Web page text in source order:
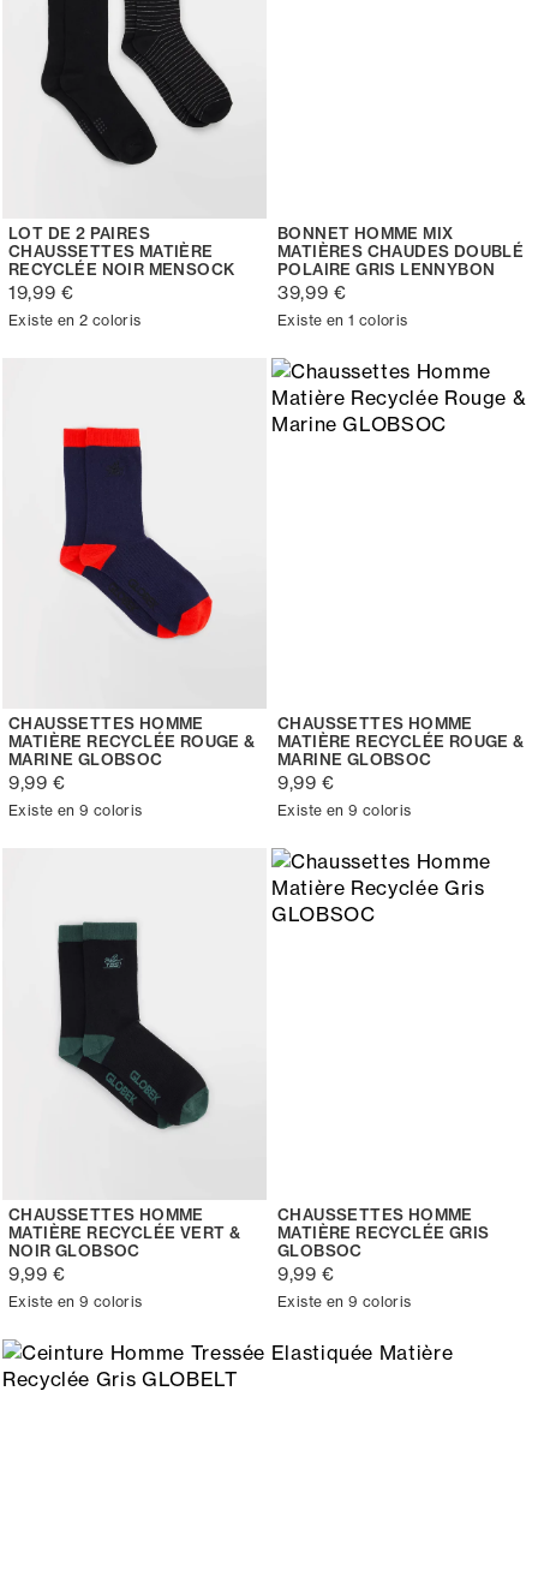
LOT DE 2 PAIRES
CHAUSSETTES MATIÈRE
RECYCLÉE NOIR MENSOCK
19,99 €
Existe en 2 coloris
BONNET HOMME MIX
MATIÈRES CHAUDES DOUBLÉ
POLAIRE GRIS LENNYBON
39,99 €
Existe en 1 coloris
CHAUSSETTES HOMME
MATIÈRE RECYCLÉE ROUGE &
MARINE GLOBSOC
9,99 €
Existe en 9 coloris
CHAUSSETTES HOMME
MATIÈRE RECYCLÉE ROUGE &
MARINE GLOBSOC
9,99 €
Existe en 9 coloris
CHAUSSETTES HOMME
MATIÈRE RECYCLÉE VERT &
NOIR GLOBSOC
9,99 €
Existe en 9 coloris
CHAUSSETTES HOMME
MATIÈRE RECYCLÉE GRIS
GLOBSOC
9,99 €
Existe en 9 coloris